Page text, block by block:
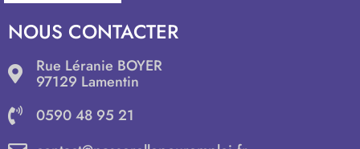
NOUS CONTACTER
Rue Léranie BOYER
97129 Lamentin
0590 48 95 21